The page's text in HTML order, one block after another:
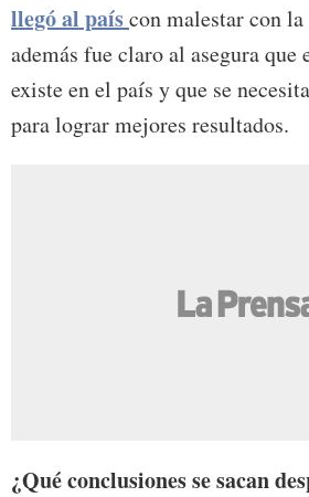
llegó al paíscon malestar con
además fue claro al asegura que
existe en el país y que se
para lograr mejores resultados.
¿Qué conclusiones se sacan